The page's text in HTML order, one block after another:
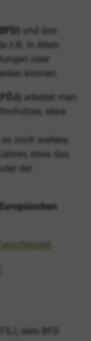
und das
z.B. in Alten-
oder
können.
arbeitet man
etwa
noch weitere,
etwa das
oder der
Europäischen
dem BFD